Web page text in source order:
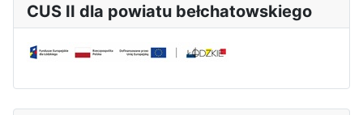
CUS II dla powiatu bełchatowskiego